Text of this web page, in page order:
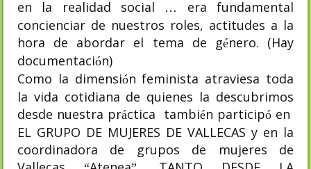
en la realidad social
…
era fundamental
concienciar de nuestros roles, actitudes a la
hora de abordar el tema de género. (Hay
documentación)
Como la dimensión feminista atraviesa toda
la vida cotidiana de quienes la descubrimos
desde nuestra práctica también participó en
EL GRUPO DE MUJERES DE VALLECAS y en la
coordinadora de grupos de mujeres de